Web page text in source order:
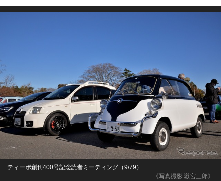
《写真撮影 嶽宮三郎》
ティーポ創刊400号記念読者ミーティング（9/79）